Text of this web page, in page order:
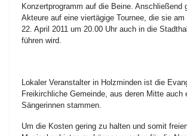
Konzertprogramm auf die Beine. Anschließend
Akteure auf eine viertägige Tournee, die sie
22. April 2011 um 20.00 Uhr auch in die
führen wird.
Lokaler Veranstalter in Holzminden ist die
Freikirchliche Gemeinde, aus deren Mitte auch
Sängerinnen stammen.
Um die Kosten gering zu halten und somit